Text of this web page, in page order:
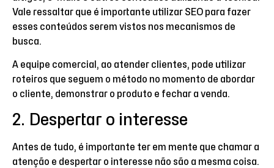
Vale ressaltar que é importante utilizar SEO para fazer
esses conteúdos serem vistos nos mecanismos de
busca.
A equipe comercial, ao atender clientes, pode utilizar
roteiros que seguem o método no momento de abordar
o cliente, demonstrar o produto e fechar a venda.
2. Despertar o interesse
Antes de tudo, é importante ter em mente que chamar a
atenção e despertar o interesse não são a mesma coisa.